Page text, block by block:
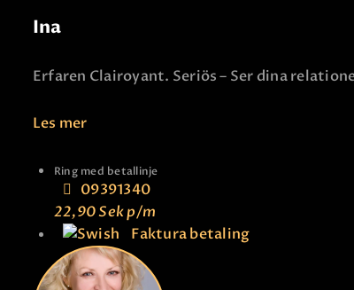
Ina
Erfaren Clairoyant. Seriös – Ser dina
Les mer
Ring med betallinje
09391340
22,90 Sekp/m
Faktura betaling